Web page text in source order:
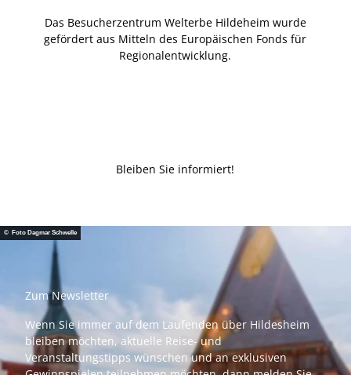
Das Besucherzentrum Welterbe Hildeheim wurde
gefördert aus Mitteln des Europäischen Fonds für
Regionalentwicklung.
Bleiben Sie informiert!
© Foto Dagmar Schwelle
Zum Newsletter
Wenn Sie immer auf dem Laufenden über Hildesheim
bleiben möchten, aktuelle Reise- und
Veranstaltungstipps wünschen und an exklusiven